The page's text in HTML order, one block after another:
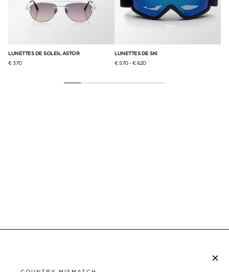
LUNETTES DE SOLEIL ASTOR
€ 370
LUNETTES DE SKI
€ 570-€ 620
×